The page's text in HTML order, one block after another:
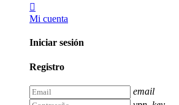
Mi cuenta
Iniciar sesión
Registro
email